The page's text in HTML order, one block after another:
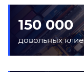
150 000
довольных